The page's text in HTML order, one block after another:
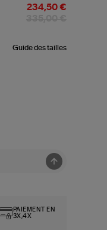
234,50 €
Guide des tailles
PAIEMENT EN
3X,4X